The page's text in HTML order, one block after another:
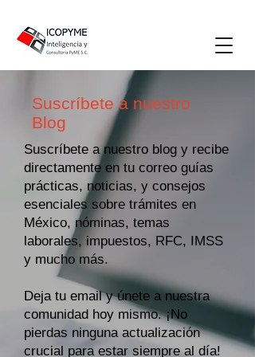
Suscríbete a nuestro
Blog
Suscríbete a nuestro blog y recibe
directamente en tu correo guías
prácticas, noticias, y consejos
esenciales sobre trámites en
México, nóminas, temas
laborales, impuestos, RFC, IMSS
y mucho más.
Deja tu email y únete a nuestra
comunidad hoy mismo. ¡No
pierdas ninguna actualización
crucial para estar siempre al día!